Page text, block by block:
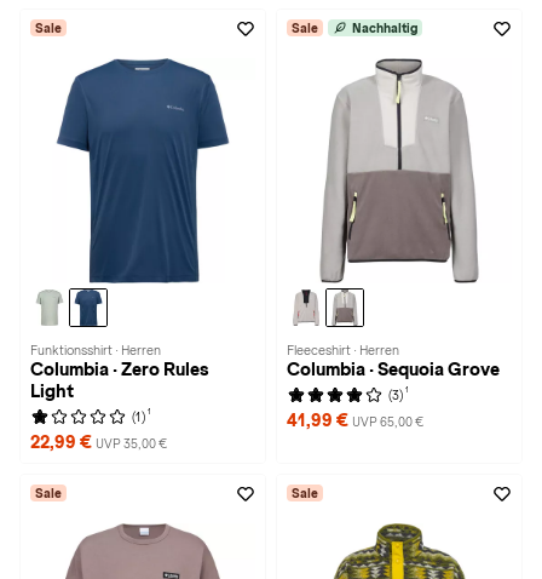
Sale
Funktionsshirt · Herren
Columbia · Zero Rules
Light
(1) 1
22,99 € UVP 35,00 €
Sale Nachhaltig
Fleeceshirt · Herren
Columbia · Sequoia Grove
(3) 1
41,99 € UVP 65,00 €
Sale Sale